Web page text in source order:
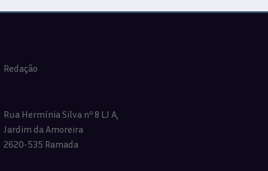
Redação
Rua Hermínia Silva nº 8 LJ A,
Jardim da Amoreira
2620-535 Ramada